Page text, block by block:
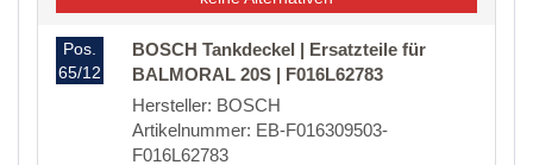
Pos.
65/12
BOSCH Tankdeckel | Ersatzteile für
BALMORAL 20S | F016L62783
Hersteller: BOSCH
Artikelnummer: EB-F016309503-
F016L62783